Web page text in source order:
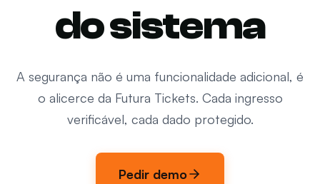
do sistema
A segurança não é uma funcionalidade adicional, é
o alicerce da Futura Tickets. Cada ingresso
verificável, cada dado protegido.
Pedir demo